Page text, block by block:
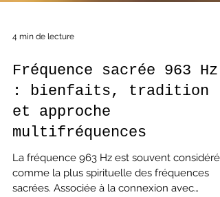
Fréquence sacrée 963 Hz
: bienfaits, tradition
et approche
multifréquences
La fréquence 963 Hz est souvent considérée
comme la plus spirituelle des fréquences